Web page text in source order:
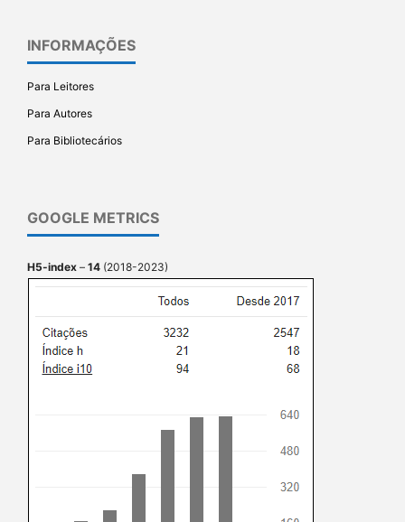
INFORMAÇÕES
Para Leitores
Para Autores
Para Bibliotecários
GOOGLE METRICS
H5-index – 14 (2018-2023)